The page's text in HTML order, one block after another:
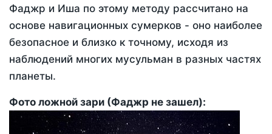
Фаджр и Иша по этому методу рассчитано на
основе навигационных сумерков - оно наиболее
безопасное и близко к точному, исходя из
наблюдений многих мусульман в разных частях
планеты.
Фото ложной зари (Фаджр не зашел):